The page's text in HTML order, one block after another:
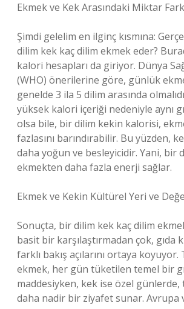
Ekmek ve Kek Arasındaki Miktar
Şimdi gelelim en ilginç kısmına:
dilim kek kaç dilim ekmek eder?
kalori hesapları da giriyor. Dünya
(WHO) önerilerine göre, günlük
genelde 3 ila 5 dilim arasında
yüksek kalori içeriği nedeniyle aynı
olsa bile, bir dilim kekin kalorisi,
fazlasını barındırabilir. Bu yüzden,
daha yoğun ve besleyicidir. Yani, bir
ekmekten daha fazla enerji sağlar.
Ekmek ve Kekin Kültürel Yeri ve
Sonuçta, bir dilim kek kaç dilim
basit bir karşılaştırmadan çok, gıda
farklı bakış açılarını ortaya koyuyor.
ekmek, her gün tüketilen temel bir
maddesiyken, kek ise özel günlerde,
daha nadir bir ziyafet sunar. Avrupa